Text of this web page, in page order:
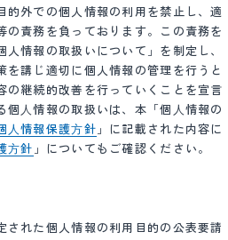
的外での個人情報の利用を禁止し、適
の責務を負っております。この責務を
情報の取扱いについて」を制定し、
を講じ適切に個人情報の管理を行うと
の継続的改善を行っていくことを宣言
個⼈情報の取扱いは、本「個⼈情報の
⼈情報保護⽅針 」に記載された内容に
⽅針 」についてもご確認ください。
された個人情報の利用目的の公表要請